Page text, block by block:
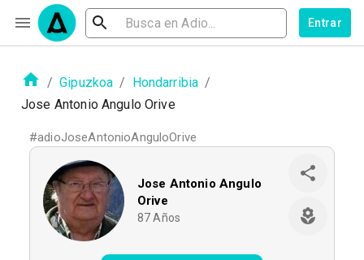
Entrar
/ Gipuzkoa / Hondarribia /
Jose Antonio Angulo Orive
#adioJoseAntonioAnguloOrive
Jose Antonio Angulo
Orive
87 Años